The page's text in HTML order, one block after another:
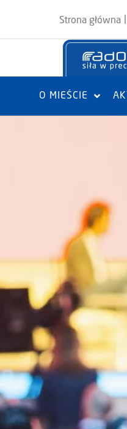
Strona główna
O MIEŚCIE